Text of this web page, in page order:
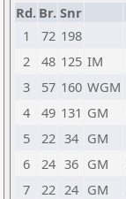
Rd. Br. Snr
1
72 198
2
48 125 IM
3
57 160 WGM
4
49 131 GM
5
22 34 GM
6
24 36 GM
7
22 24 GM